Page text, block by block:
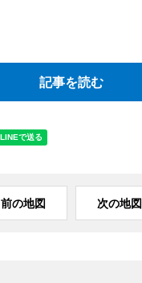
記事を読む
前の地図 次の地図